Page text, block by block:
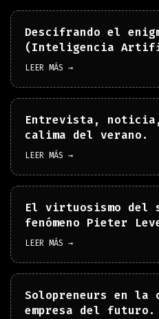
Descifrando el
(Inteligencia
LEER MÁS →
Entrevista, noticia,
calima del verano.
LEER MÁS →
El virtuosismo del
fenómeno Pieter
LEER MÁS →
Solopreneurs en la
empresa del futuro.